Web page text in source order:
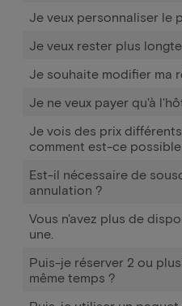
Je veux personnaliser le
Je veux rester plus
Je souhaite modifier ma
Je ne veux payer qu'à
Je vois des prix
comment est-ce
Est-il nécessaire de
annulation ?
Vous n'avez plus de
une.
Puis-je réserver 2 ou
même temps ?